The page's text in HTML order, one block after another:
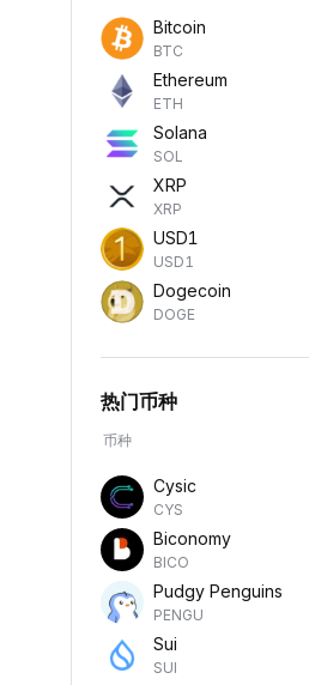
Bitcoin
BTC
Ethereum
ETH
Solana
SOL
XRP
XRP
USD1
USD1
Dogecoin
DOGE
热门币种
币种
Cysic
CYS
Biconomy
BICO
Pudgy Penguins
PENGU
Sui
SUI